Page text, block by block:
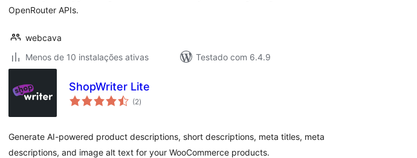
OpenRouter APIs.
webcava
Menos de 10 instalações ativas
Testado com 6.4.9
ShopWriter Lite
(2avaliações
totais
)
Generate AI-powered product descriptions, short descriptions, meta titles, meta
descriptions, and image alt text for your WooCommerce products.